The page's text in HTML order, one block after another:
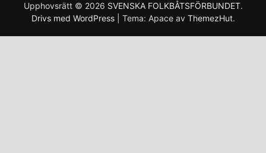
Upphovsrätt © 2026 SVENSKA FOLKBÅTSFÖRBUNDET.
Drivs med WordPress
Tema: Apace av ThemezHut.